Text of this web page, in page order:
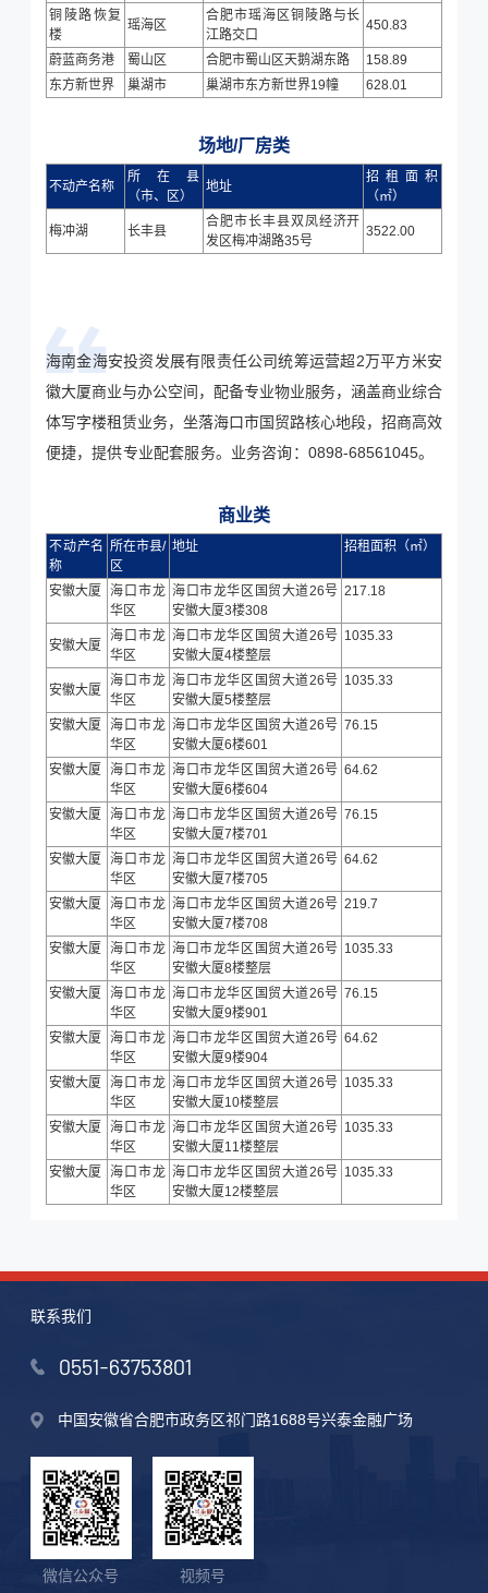
铜陵路恢复
楼
瑶海区
合肥市瑶海区铜陵路与长
江路交口
450.83
蔚蓝商务港 蜀山区 合肥市蜀山区天鹅湖东路
158.89
东方新世界
巢湖市 巢湖市东方新世界19幢 628.01
场地/厂房类
不动产名称
所在县
（市、区）
地址
招租面积
（㎡）
梅冲湖 长丰县
合肥市长丰县双凤经济开
发区梅冲湖路35号
3522.00
海南金海安投资发展有限责任公司统筹运营超2万平方米安
徽大厦商业与办公空间，配备专业物业服务，涵盖商业综合
体写字楼租赁业务，坐落海口市国贸路核心地段，招商高效
便捷，提供专业配套服务。业务咨询：0898-68561045。
商业类
不动产名
称
所在市县/
区
地址 招租面积（㎡）
安徽大厦
海口市龙
华区
海口市龙华区国贸大道26号
安徽大厦3楼308
217.18
安徽大厦
海口市龙
华区
海口市龙华区国贸大道26号
安徽大厦4楼整层
1035.33
安徽大厦
海口市龙
华区
海口市龙华区国贸大道26号
安徽大厦5楼整层
1035.33
安徽大厦
海口市龙
华区
海口市龙华区国贸大道26号
安徽大厦6楼601
76.15
安徽大厦
海口市龙
华区
海口市龙华区国贸大道26号
安徽大厦6楼604
64.62
安徽大厦
海口市龙
华区
海口市龙华区国贸大道26号
安徽大厦7楼701
76.15
安徽大厦
海口市龙
华区
海口市龙华区国贸大道26号
安徽大厦7楼705
64.62
安徽大厦
海口市龙
华区
海口市龙华区国贸大道26号
安徽大厦7楼708
219.7
安徽大厦
海口市龙
华区
海口市龙华区国贸大道26号
安徽大厦8楼整层
1035.33
安徽大厦
海口市龙
华区
海口市龙华区国贸大道26号
安徽大厦9楼901
76.15
安徽大厦
海口市龙
华区
海口市龙华区国贸大道26号
安徽大厦9楼904
64.62
安徽大厦
海口市龙
华区
海口市龙华区国贸大道26号
安徽大厦10楼整层
1035.33
安徽大厦
海口市龙
华区
海口市龙华区国贸大道26号
安徽大厦11楼整层
1035.33
安徽大厦
海口市龙
华区
海口市龙华区国贸大道26号
安徽大厦12楼整层
1035.33
联系我们
0551-63753801
中国安徽省合肥市政务区祁门路1688号兴泰金融广场
微信公众号 视频号